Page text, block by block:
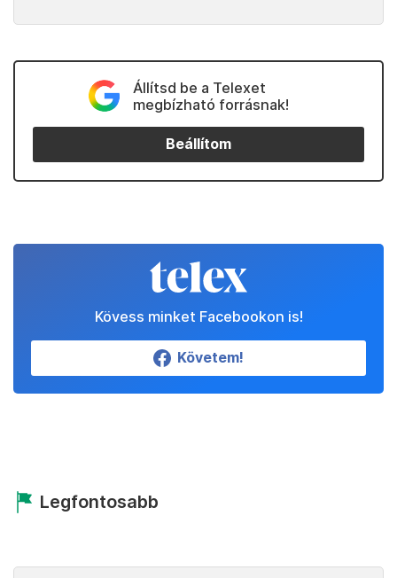
Állítsd be a Telexet
megbízható forrásnak!
Beállítom
Kövess minket Facebookon is!
Követem!
Legfontosabb